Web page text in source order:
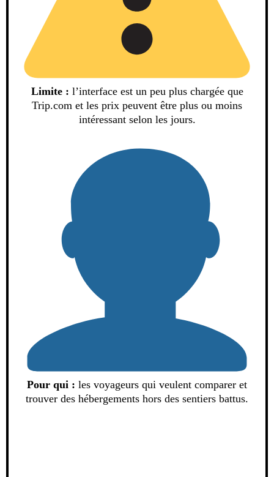
Limite : l’interface est un peu plus chargée que
Trip.com et les prix peuvent être plus ou moins
intéressant selon les jours.
Pour qui : les voyageurs qui veulent comparer et
trouver des hébergements hors des sentiers battus.